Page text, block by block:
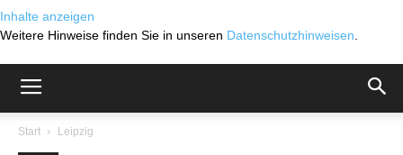
Inhalte anzeigen
Weitere Hinweise finden Sie in unseren Datenschutzhinweisen
Start Leipzig